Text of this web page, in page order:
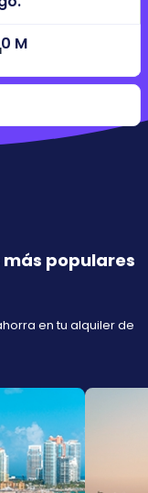
M
populares
en tu alquiler de